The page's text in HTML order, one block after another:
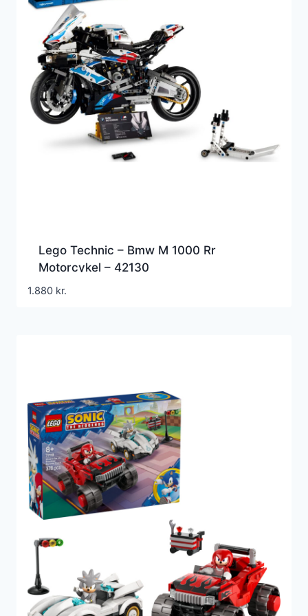
Lego Technic – Bmw M 1000 Rr
Motorcykel – 42130
1.880 kr.